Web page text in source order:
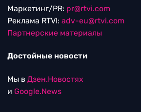
Маркетинг/PR: pr@rtvi.com
Реклама RTVI: adv-eu@rtvi.com
Партнерские материалы
Достойные новости
Мы в Дзен.Новостях
и Google.News